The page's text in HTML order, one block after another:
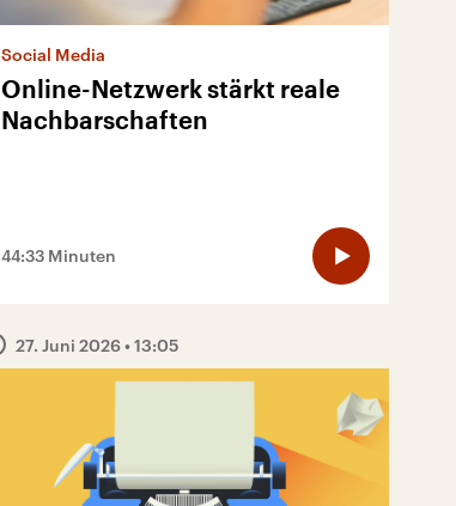
Social Media
Online-Netzwerk stärkt reale
Nachbarschaften
44:33 Minuten
27. Juni 2026• 13:05